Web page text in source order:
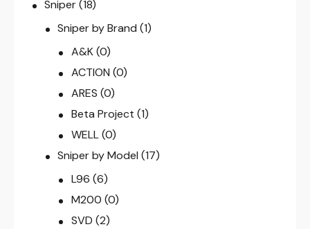
Sniper(18)
Sniper by Brand (1)
A&K (0)
ACTION (0)
ARES (0)
Beta Project (1)
WELL (0)
Sniper by Model (17)
L96 (6)
M200 (0)
SVD (2)